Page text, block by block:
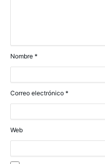
Nombre *
Correo electrónico *
Web